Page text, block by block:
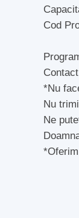
Cod
*Nu
Nu
Ne